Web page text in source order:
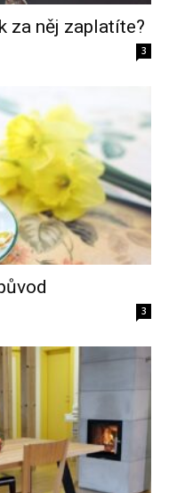
za něj zaplatíte?
3
3